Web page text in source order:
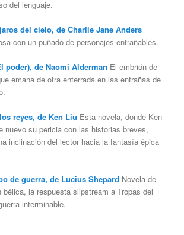
del lenguaje.
del cielo, de Charlie Jane Anders
con un puñado de personajes entrañables.
poder), de Naomi Alderman El embrión de
emana de otra enterrada en las entrañas de
reyes, de Ken Liu Esta novela, donde Ken
nuevo su pericia con las historias breves,
inclinación del lector hacia la fantasía épica
de guerra, de Lucius Shepard Novela de
la respuesta slipstream a Tropas del
interminable.